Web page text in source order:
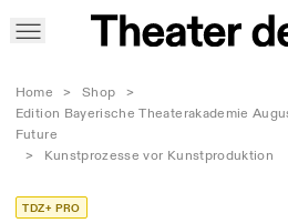
Home > Shop
>
Edition Bayerische Theaterakademie
Future
>
Kunstprozesse vor Kunstproduktion
TDZ+ PRO